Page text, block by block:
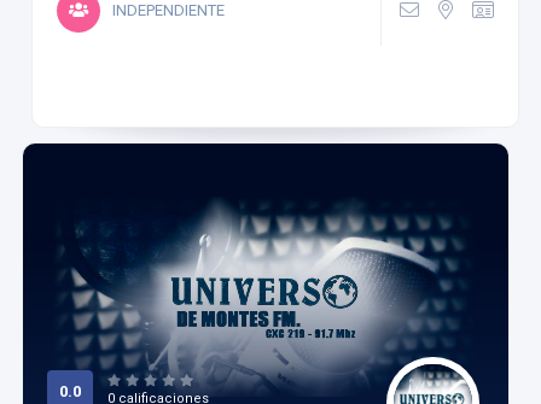
INDEPENDIENTE
0.0 0 calificaciones